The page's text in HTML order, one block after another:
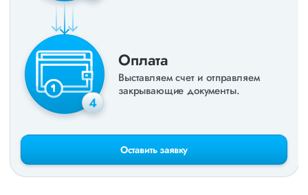
4
Оплата
Выставляем счет и отправляем
закрывающие документы.
Оставить заявку